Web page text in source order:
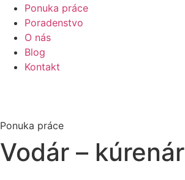
Ponuka práce
Poradenstvo
O nás
Blog
Kontakt
Ponuka práce
Vodár – kúrenár